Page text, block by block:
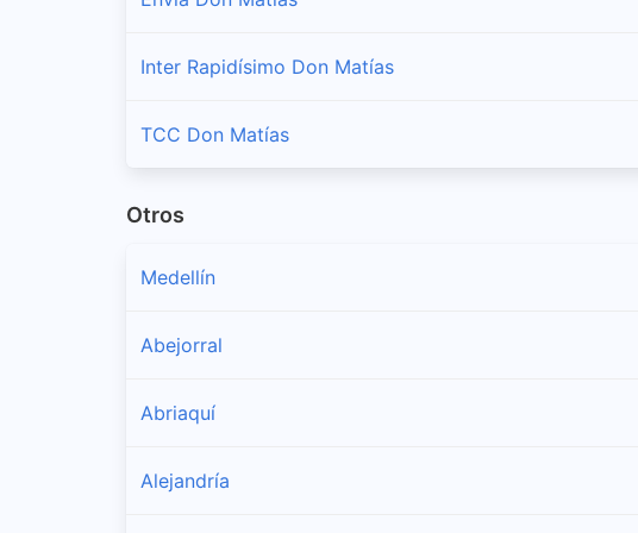
Inter Rapidísimo Don Matías
TCC Don Matías
Otros
Medellín
Abejorral
Abriaquí
Alejandría